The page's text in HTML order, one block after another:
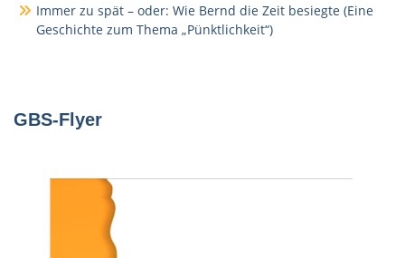
Immer zu spät – oder: Wie Bernd die Zeit besiegte (Eine
Geschichte zum Thema „Pünktlichkeit“)
GBS-Flyer